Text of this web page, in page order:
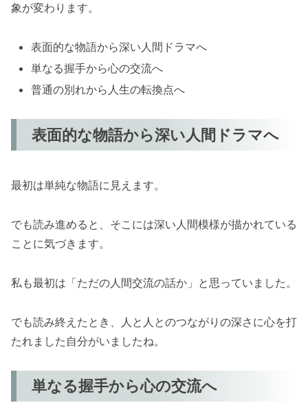
象が変わります。
表面的な物語から深い人間ドラマへ
単なる握手から心の交流へ
普通の別れから人生の転換点へ
表面的な物語から深い人間ドラマへ
最初は単純な物語に見えます。
でも読み進めると、そこには深い人間模様が描かれている
ことに気づきます。
私も最初は「ただの人間交流の話か」と思っていました。
でも読み終えたとき、人と人とのつながりの深さに心を打
たれました自分がいましたね。
単なる握手から心の交流へ